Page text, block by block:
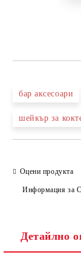
бар аксесоари
шейкър за
Оцени продукта
Информация за
Детайлно